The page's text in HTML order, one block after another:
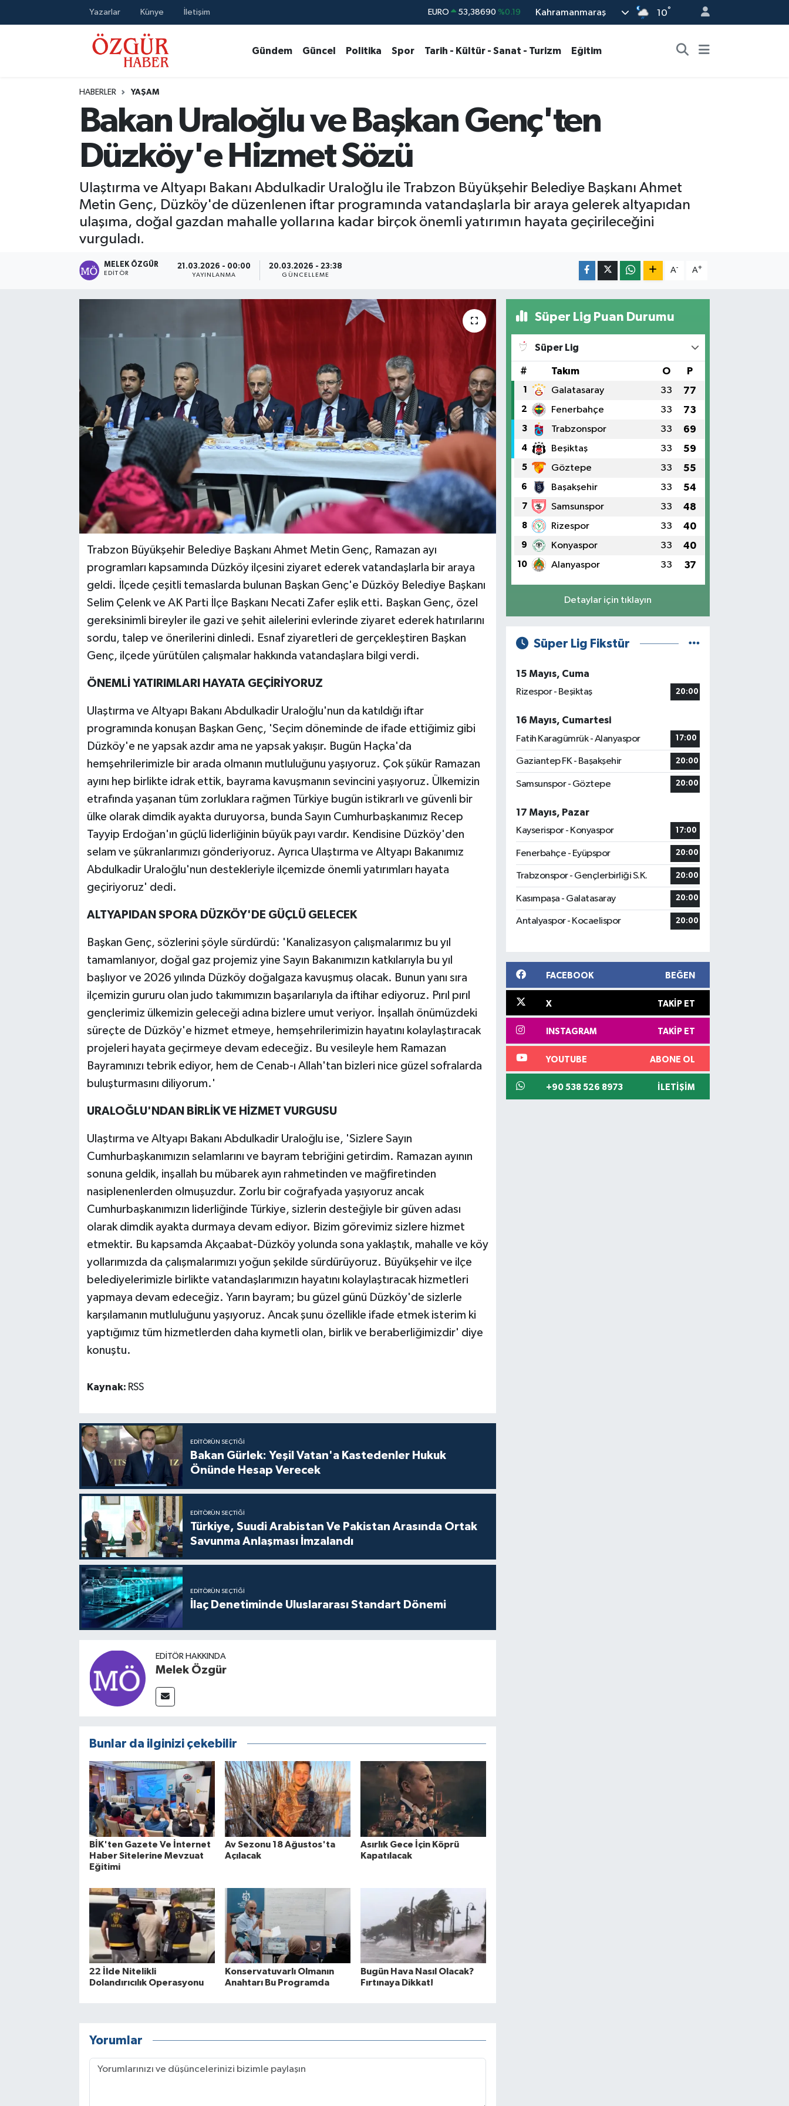
Yazarlar Künye İletişim STERLİN 61,60380 %0.18
BİST100 14.598,00 %0
EURO 53,38690 %0.19
Kahramanmaraş 10°
Gündem Güncel Politika Spor Tarih - Kültür - Sanat - Turizm Eğitim
HABERLER YAŞAM
Bakan Uraloğlu ve Başkan Genç'ten
Düzköy'e Hizmet Sözü
Ulaştırma ve Altyapı Bakanı Abdulkadir Uraloğlu ile Trabzon Büyükşehir Belediye Başkanı Ahmet
Metin Genç, Düzköy'de düzenlenen iftar programında vatandaşlarla bir araya gelerek altyapıdan
ulaşıma, doğal gazdan mahalle yollarına kadar birçok önemli yatırımın hayata geçirileceğini
vurguladı.
MELEK ÖZGÜR
EDITÖR
21.03.2026 - 00:00
YAYINLANMA
20.03.2026 - 23:38
GÜNCELLEME
A- A+
Trabzon Büyükşehir Belediye Başkanı Ahmet Metin Genç, Ramazan ayı
programları kapsamında Düzköy ilçesini ziyaret ederek vatandaşlarla bir araya
geldi. İlçede çeşitli temaslarda bulunan Başkan Genç'e Düzköy Belediye Başkanı
Selim Çelenk ve AK Parti İlçe Başkanı Necati Zafer eşlik etti. Başkan Genç, özel
gereksinimli bireyler ile gazi ve şehit ailelerini evlerinde ziyaret ederek hatırılarını
sordu, talep ve önerilerini dinledi. Esnaf ziyaretleri de gerçekleştiren Başkan
Genç, ilçede yürütülen çalışmalar hakkında vatandaşlara bilgi verdi.
ÖNEMLİ YATIRIMLARI HAYATA GEÇİRİYORUZ
Ulaştırma ve Altyapı Bakanı Abdulkadir Uraloğlu'nun da katıldığı iftar
programında konuşan Başkan Genç, 'Seçim döneminde de ifade ettiğimiz gibi
Düzköy'e ne yapsak azdır ama ne yapsak yakışır. Bugün Haçka'da
hemşehrilerimizle bir arada olmanın mutluluğunu yaşıyoruz. Çok şükür Ramazan
ayını hep birlikte idrak ettik, bayrama kavuşmanın sevincini yaşıyoruz. Ülkemizin
etrafında yaşanan tüm zorluklara rağmen Türkiye bugün istikrarlı ve güvenli bir
ülke olarak dimdik ayakta duruyorsa, bunda Sayın Cumhurbaşkanımız Recep
Tayyip Erdoğan'ın güçlü liderliğinin büyük payı vardır. Kendisine Düzköy'den
selam ve şükranlarımızı gönderiyoruz. Ayrıca Ulaştırma ve Altyapı Bakanımız
Abdulkadir Uraloğlu'nun destekleriyle ilçemizde önemli yatırımları hayata
geçiriyoruz' dedi.
ALTYAPIDAN SPORA DÜZKÖY'DE GÜÇLÜ GELECEK
Başkan Genç, sözlerini şöyle sürdürdü: 'Kanalizasyon çalışmalarımız bu yıl
tamamlanıyor, doğal gaz projemiz yine Sayın Bakanımızın katkılarıyla bu yıl
başlıyor ve 2026 yılında Düzköy doğalgaza kavuşmuş olacak. Bunun yanı sıra
ilçemizin gururu olan judo takımımızın başarılarıyla da iftihar ediyoruz. Pırıl pırıl
gençlerimiz ülkemizin geleceği adına bizlere umut veriyor. İnşallah önümüzdeki
süreçte de Düzköy'e hizmet etmeye, hemşehrilerimizin hayatını kolaylaştıracak
projeleri hayata geçirmeye devam edeceğiz. Bu vesileyle hem Ramazan
Bayramınızı tebrik ediyor, hem de Cenab-ı Allah'tan bizleri nice güzel sofralarda
buluşturmasını diliyorum.'
URALOĞLU'NDAN BİRLİK VE HİZMET VURGUSU
Ulaştırma ve Altyapı Bakanı Abdulkadir Uraloğlu ise, 'Sizlere Sayın
Cumhurbaşkanımızın selamlarını ve bayram tebriğini getirdim. Ramazan ayının
sonuna geldik, inşallah bu mübarek ayın rahmetinden ve mağfiretinden
nasiplenenlerden olmuşuzdur. Zorlu bir coğrafyada yaşıyoruz ancak
Cumhurbaşkanımızın liderliğinde Türkiye, sizlerin desteğiyle bir güven adası
olarak dimdik ayakta durmaya devam ediyor. Bizim görevimiz sizlere hizmet
etmektir. Bu kapsamda Akçaabat-Düzköy yolunda sona yaklaştık, mahalle ve köy
yollarımızda da çalışmalarımızı yoğun şekilde sürdürüyoruz. Büyükşehir ve ilçe
belediyelerimizle birlikte vatandaşlarımızın hayatını kolaylaştıracak hizmetleri
yapmaya devam edeceğiz. Yarın bayram; bu güzel günü Düzköy'de sizlerle
karşılamanın mutluluğunu yaşıyoruz. Ancak şunu özellikle ifade etmek isterim ki
yaptığımız tüm hizmetlerden daha kıymetli olan, birlik ve beraberliğimizdir' diye
konuştu.
Kaynak: RSS
EDITÖRÜN SEÇTIĞI
Bakan Gürlek: Yeşil Vatan'a Kastedenler Hukuk
Önünde Hesap Verecek
EDITÖRÜN SEÇTIĞI
Türkiye, Suudi Arabistan Ve Pakistan Arasında Ortak
Savunma Anlaşması İmzalandı
EDITÖRÜN SEÇTIĞI
İlaç Denetiminde Uluslararası Standart Dönemi
EDITÖR HAKKINDA
Melek Özgür
Bunlar da ilginizi çekebilir
BİK'ten Gazete Ve İnternet
Haber Sitelerine Mevzuat
Eğitimi
Av Sezonu 18 Ağustos'ta
Açılacak
Asırlık Gece İçin Köprü
Kapatılacak
22 İlde Nitelikli
Dolandırıcılık Operasyonu
Konservatuvarlı Olmanın
Anahtarı Bu Programda
Bugün Hava Nasıl Olacak?
Fırtınaya Dikkat!
Yorumlar
Süper Lig Puan Durumu
Süper Lig
# Takım O P
1 Galatasaray 33 77
2 Fenerbahçe 33 73
3 Trabzonspor 33 69
4 Beşiktaş 33 59
5 Göztepe 33 55
6 Başakşehir 33 54
7 Samsunspor 33 48
8 Rizespor 33 40
9 Konyaspor 33 40
10 Alanyaspor 33 37
Detaylar için tıklayın
Süper Lig Fikstür
15 Mayıs, Cuma
Rizespor - Beşiktaş
20:00
16 Mayıs, Cumartesi
Fatih Karagümrük - Alanyaspor
17:00
Gaziantep FK - Başakşehir 20:00
Samsunspor - Göztepe 20:00
17 Mayıs, Pazar
Kayserispor - Konyaspor
17:00
Fenerbahçe - Eyüpspor 20:00
Trabzonspor - Gençlerbirliği S.K. 20:00
Kasımpaşa - Galatasaray 20:00
Antalyaspor - Kocaelispor 20:00
FACEBOOK BEĞEN
X TAKIP ET
INSTAGRAM TAKIP ET
YOUTUBE ABONE OL
+90 538 526 8973 İLETIŞIM
MODA - GÜZELLİK
Tarih - Kültür - Sanat - Turizm
Nöbetçi Eczaneler
Trafik Durumu
Süper Lig Puan Durumu ve Fikstür
Tüm Manşetler
Son Dakika Haberleri